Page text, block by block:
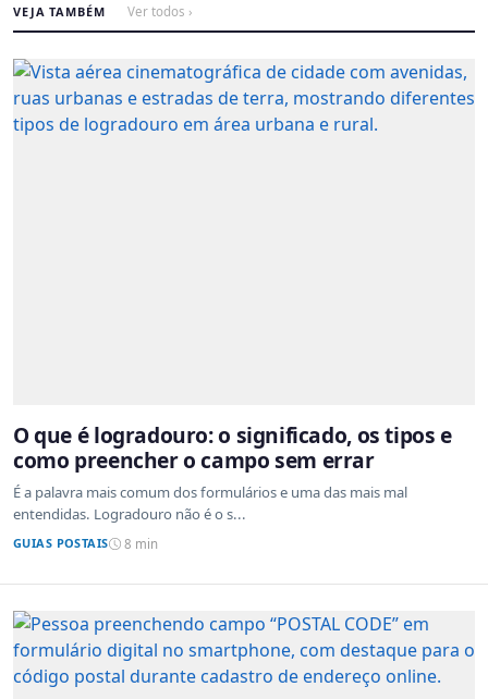
VEJA TAMBÉM Ver todos ›
O que é logradouro: o significado, os tipos e
como preencher o campo sem errar
É a palavra mais comum dos formulários e uma das mais mal
entendidas. Logradouro não é o s...
GUIAS POSTAIS 8 min